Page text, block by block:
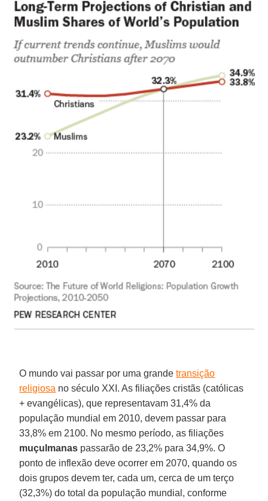
O mundo vai passar por uma grandetransição
religiosa no século XXI. As filiações cristãs (católicas
+ evangélicas), que representavam 31,4% da
população mundial em 2010, devem passar para
33,8% em 2100. No mesmo período, as filiações
muçulmanas passarão de 23,2% para 34,9%. O
ponto de inflexão deve ocorrer em 2070, quando os
dois grupos devem ter, cada um, cerca de um terço
(32,3%) do total da população mundial, conforme